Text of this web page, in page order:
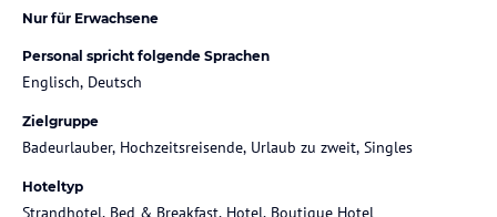
Nur für Erwachsene
Personal spricht folgende Sprachen
Englisch, Deutsch
Zielgruppe
Badeurlauber, Hochzeitsreisende, Urlaub zu zweit, Singles
Hoteltyp
Strandhotel, Bed & Breakfast, Hotel, Boutique Hotel